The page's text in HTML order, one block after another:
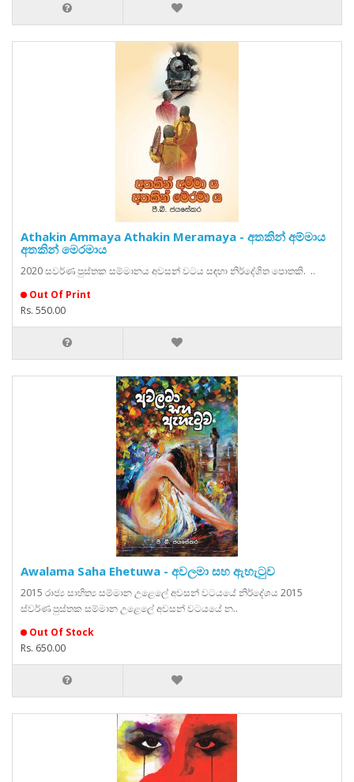
Athakin Ammaya Athakin Meramaya - අතකින් අම්මාය
අතකින් මෙරමාය
2020 සවර්ණ පුස්තක සම්මානය අවසන් වටය සඳහා නිර්දේශිත පොතකි. ..
Out Of Print
Rs. 550.00
Awalama Saha Ehetuwa - අවලමා සහ ඇහැටුව
2015 රාජ්‍ය සාහිත්‍ය සම්මාන උළෙලේ අවසන් වටයයේ නිර්දේශය 2015
ස්වර්ණ පුස්තක සම්මාන උළෙලේ අවසන් වටයයේ න..
Out Of Stock
Rs. 650.00